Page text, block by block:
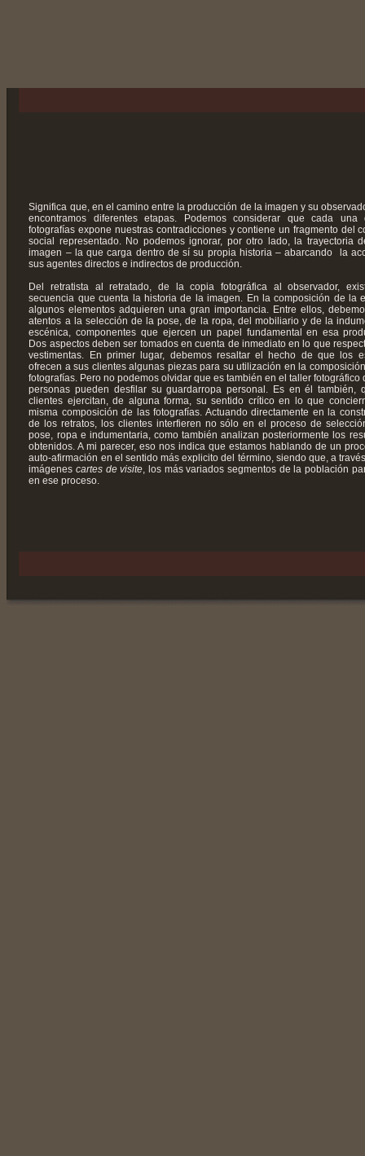
Significa que, en el camino entre la producción de la imagen y su
encontramos diferentes etapas. Podemos considerar que cada una
fotografías expone nuestras contradicciones y contiene un fragmento del
social representado. No podemos ignorar, por otro lado, la trayectoria
imagen – la que carga dentro de sí su propia historia – abarcando la
sus agentes directos e indirectos de producción.
Del retratista al retratado, de la copia fotográfica al observador,
secuencia que cuenta la historia de la imagen. En la composición de la
algunos elementos adquieren una gran importancia. Entre ellos,
atentos a la selección de la pose, de la ropa, del mobiliario y de la
escénica, componentes que ejercen un papel fundamental en esa
Dos aspectos deben ser tomados en cuenta de inmediato en lo que
vestimentas. En primer lugar, debemos resaltar el hecho de que los
ofrecen a sus clientes algunas piezas para su utilización en la
fotografías. Pero no podemos olvidar que es también en el taller fotográfico
personas pueden desfilar su guardarropa personal. Es en él también,
clientes ejercitan, de alguna forma, su sentido crítico en lo que
misma composición de las fotografías. Actuando directamente en la
de los retratos, los clientes interfieren no sólo en el proceso de
pose, ropa e indumentaria, como también analizan posteriormente los
obtenidos. A mi parecer, eso nos indica que estamos hablando de un
auto-afirmación en el sentido más explicito del término, siendo que, a
imágenescartes de visite, los más variados segmentos de la población
en ese proceso.